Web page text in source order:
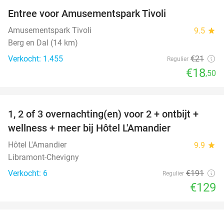
Entree voor Amusementspark Tivoli
Amusementspark Tivoli 9.5 star
Berg en Dal (14 km)
Verkocht: 1.455
Regulier €21
€18,50
32%
TODAY
1, 2 of 3 overnachting(en) voor 2 + ontbijt +
wellness + meer bij Hôtel L'Amandier
Hôtel L'Amandier 9.9 star
Libramont-Chevigny
Verkocht: 6
Regulier €191
€129